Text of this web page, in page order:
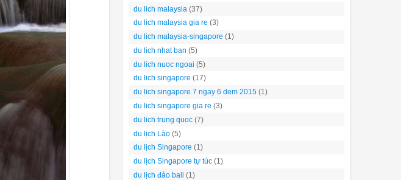
du lich malaysia (37)
du lich malaysia gia re (3)
du lich malaysia-singapore (1)
du lich nhat ban (5)
du lich nuoc ngoai (5)
du lich singapore (17)
du lich singapore 7 ngay 6 dem 2015 (1)
du lich singapore gia re (3)
du lich trung quoc (7)
du lịch Lào (5)
du lịch Singapore (1)
du lịch Singapore tự túc (1)
du lịch đảo bali (1)